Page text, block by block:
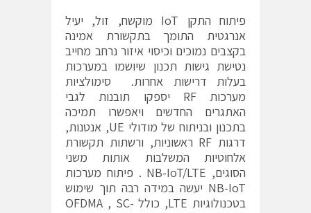
פיתוח התקן IoT מוקשח, זול, יעיל
אנרגטית התומך בתקשורת אמינה
בקצבים נמוכים וכיסוי איזור נרחב מחייב
נטישת גישות תכנון שיושמו במערכות
בעלות דרישות אחרות. סימולציות
מערכות RF יספקו תובנות לגבי
האתגרים החדשים ויאפשרו תמיכה
בתכנון ובניתוח של מודולי UE, אנטנות,
דרגות RF ראשוניות, ורשתות תקשורת
אלחוטיות המשלבות אותות משני
הסוגים, NB-IoT/LTE . פיתוח מערכות
NB-IoT יעשה במידה רבה תוך שימוש
בטכנולוגיות LTE, כולל OFDMA , SC-